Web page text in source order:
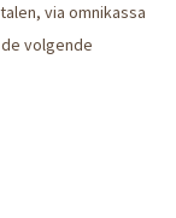
via omnikassa
volgende